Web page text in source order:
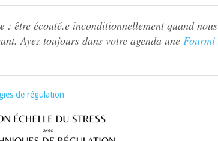
: être écouté.e inconditionnellement quand nous
Ayez toujours dans votre agenda une Fourmi
de régulation